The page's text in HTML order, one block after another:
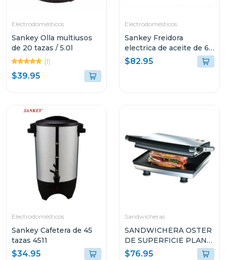
Electrodomésticos
Sankey Olla multiusos
de 20 tazas / 5.0l
(1)
$39.95
Electrodomésticos
Sankey Freidora
electrica de aceite de 6l
+ 6l
$82.95
Electrodomésticos
Sankey Cafetera de 45
tazas 4511
$34.95
Sandwicheras
SANDWICHERA OSTER
DE SUPERFICIE PLANA
ANTI-ADHERENTE
$76.95